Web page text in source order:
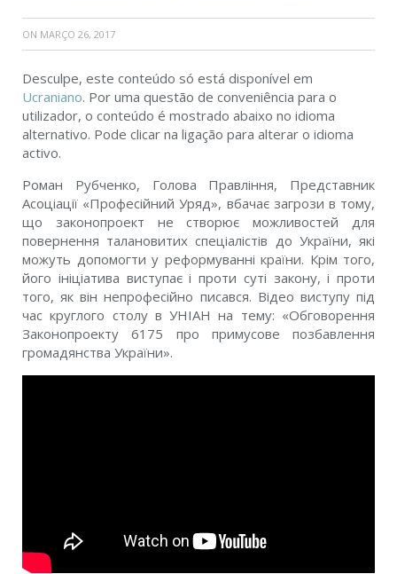
ON MARÇO 26, 2017
Desculpe, este conteúdo só está disponível em
Ucraniano. Por uma questão de conveniência para o
utilizador, o conteúdo é mostrado abaixo no idioma
alternativo. Pode clicar na ligação para alterar o idioma
activo.
Роман Рубченко, Голова Правління, Представник
Асоціації «Професійний Уряд», вбачає загрози в тому,
що законопроект не створює можливостей для
повернення талановитих спеціалістів до України, які
можуть допомогти у реформуванні країни. Крім того,
його ініціатива виступає і проти суті закону, і проти
того, як він непрофесійно писався. Відео виступу під
час круглого столу в УНІАН на тему: «Обговорення
Законопроекту 6175 про примусове позбавлення
громадянства України».